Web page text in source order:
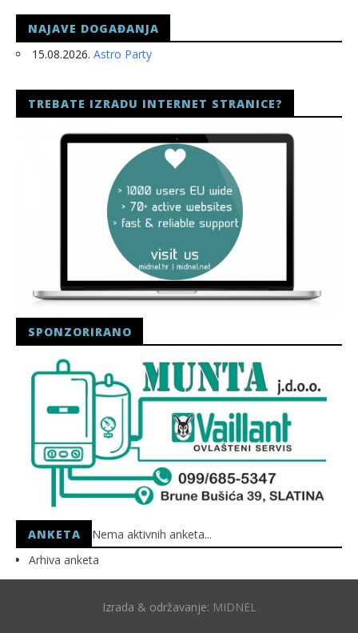
NAJAVE DOGAĐANJA
15.08.2026. Astro Party
TREBATE IZRADU INTERNET STRANICE?
SPONZORIRANO
ANKETA
Nema aktivnih anketa...
Arhiva anketa
Izrada & održavanje: MIDNEL